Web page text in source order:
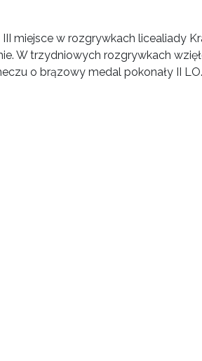
miejsce w rozgrywkach licealiady
W trzydniowych rozgrywkach
o brązowy medal pokonały II LO.